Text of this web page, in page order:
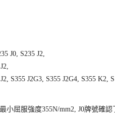
J0, S235 J2,
S355 J2G3, S355 J2G4, S355 K2,
小屈服強度355N/mm2, J0牌號確